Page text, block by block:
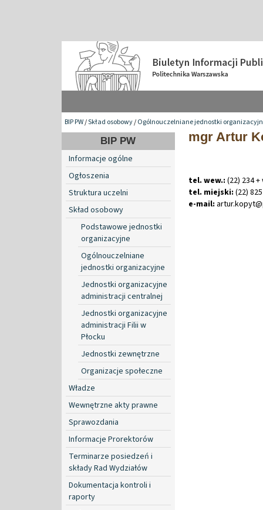
BIP PW/Skład osobowy/Ogólnouczelniane jednostki
BIP PW
Informacje ogólne
Ogłoszenia
Struktura uczelni
Skład osobowy
Podstawowe jednostki
organizacyjne
Ogólnouczelniane
jednostki organizacyjne
Jednostki organizacyjne
administracji centralnej
Jednostki organizacyjne
administracji Filii w
Płocku
Jednostki zewnętrzne
Organizacje społeczne
Władze
Wewnętrzne akty prawne
Sprawozdania
Informacje Prorektorów
Terminarze posiedzeń i
składy Rad Wydziałów
Dokumentacja kontroli i
raporty
mgr Artur
tel. wew.: (22) 234
tel. miejski: (22)
e-mail: artur.